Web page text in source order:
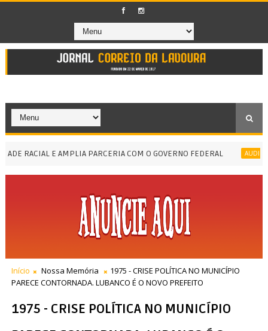
RACIAL E AMPLIA PARCERIA COM O GOVERNO FEDERAL AUDIÊNCIA
Início Nossa Memória
1975 - CRISE POLÍTICA NO MUNICÍPIO
PARECE CONTORNADA. LUBANCO É O NOVO PREFEITO
1975 - CRISE POLÍTICA NO MUNICÍPIO